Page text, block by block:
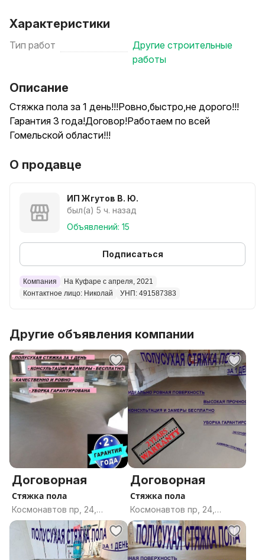
Характеристики
Тип работ
Другие строительные
работы
Описание
Стяжка пола за 1 день!!!Ровно,быстро,не дорого!!!
Гарантия 3 года!Договор!Работаем по всей
Гомельской области!!!
О продавце
ИП Жгутов В. Ю.
был(а) 5 ч. назад
Объявлений: 15
Подписаться
Компания
На Куфаре с апреля, 2021
Контактное лицо: Николай
УНП: 491587383
Другие объявления компании
Договорная
Стяжка пола
Космонавтов пр, 24,
Гомель, Гомельская
область
Договорная
Стяжка пола
Космонавтов пр, 24,
Гомель, Гомельская
область